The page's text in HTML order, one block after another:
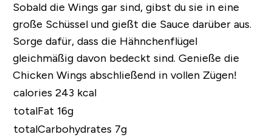
Sobald die Wings gar sind, gibst du sie in eine
große Schüssel und gießt die Sauce darüber aus.
Sorge dafür, dass die Hähnchenflügel
gleichmäßig davon bedeckt sind. Genieße die
Chicken Wings abschließend in vollen Zügen!
calories 243 kcal
totalFat 16g
totalCarbohydrates 7g